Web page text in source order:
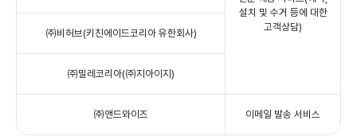
설치 및 수거 등에 대한
고객상담)
㈜비허브(키친에이드코리아 유한회사)
㈜밀레코리아(㈜지아이지)
㈜앤드와이즈 이메일 발송 서비스